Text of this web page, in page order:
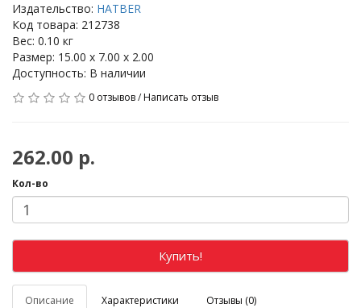
Издательство: HATBER
Код товара: 212738
Вес: 0.10 кг
Размер: 15.00 x 7.00 x 2.00
Доступность: В наличии
0 отзывов/Написать отзыв
262.00 р.
Кол-во
Купить!
Описание Характеристики Отзывы (0)